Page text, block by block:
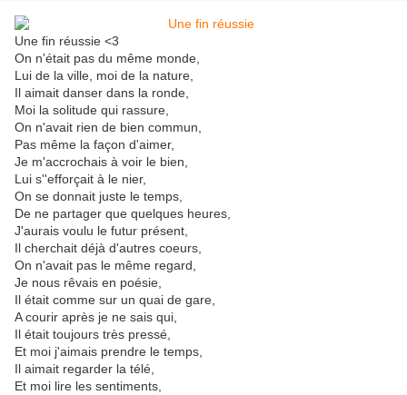
Une fin réussie <3
On n'était pas du même monde,
Lui de la ville, moi de la nature,
Il aimait danser dans la ronde,
Moi la solitude qui rassure,
On n'avait rien de bien commun,
Pas même la façon d'aimer,
Je m'accrochais à voir le bien,
Lui s''efforçait à le nier,
On se donnait juste le temps,
De ne partager que quelques heures,
J'aurais voulu le futur présent,
Il cherchait déjà d'autres coeurs,
On n'avait pas le même regard,
Je nous rêvais en poésie,
Il était comme sur un quai de gare,
A courir après je ne sais qui,
Il était toujours très pressé,
Et moi j'aimais prendre le temps,
Il aimait regarder la télé,
Et moi lire les sentiments,